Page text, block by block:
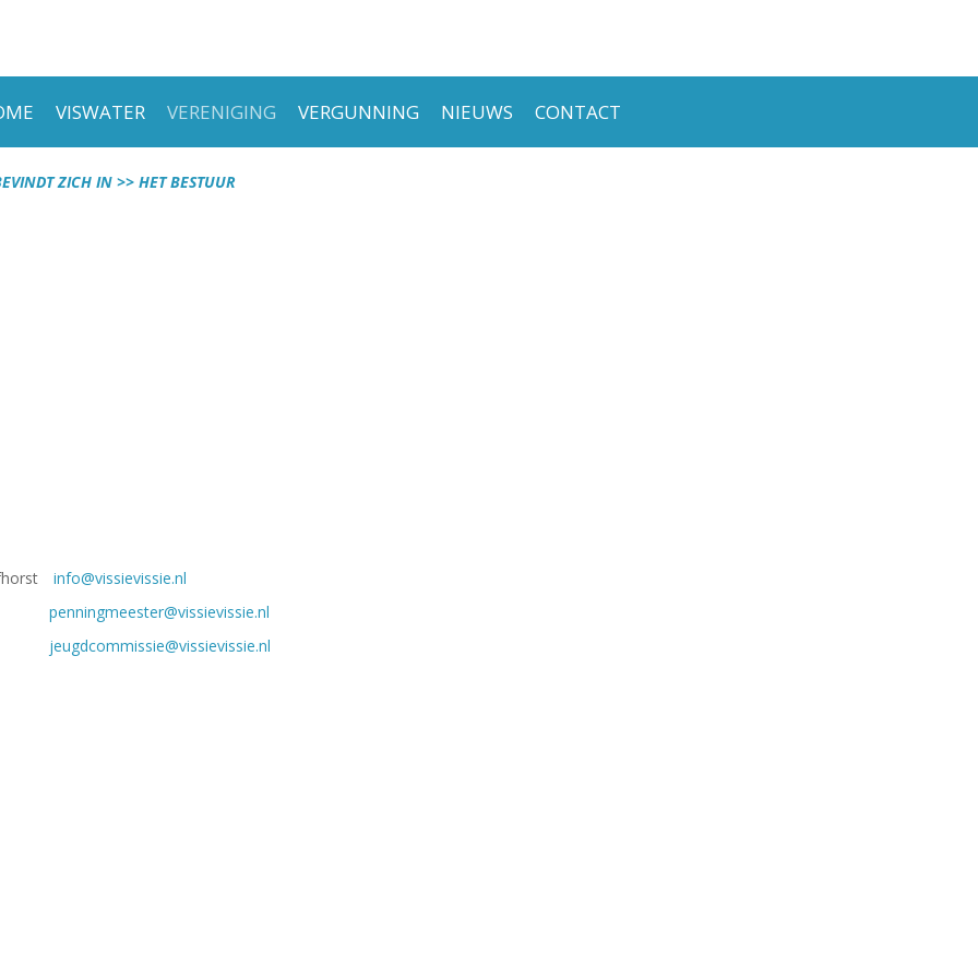
VISWATER VERENIGING VERGUNNING NIEUWS CONTACT
ZICH IN HET BESTUUR
info@vissievissie.nl
penningmeester@vissievissie.nl
jeugdcommissie@vissievissie.nl